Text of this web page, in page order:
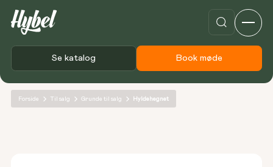
Se katalog Book møde
Forside Til salg Grunde til salg Hyldehegnet